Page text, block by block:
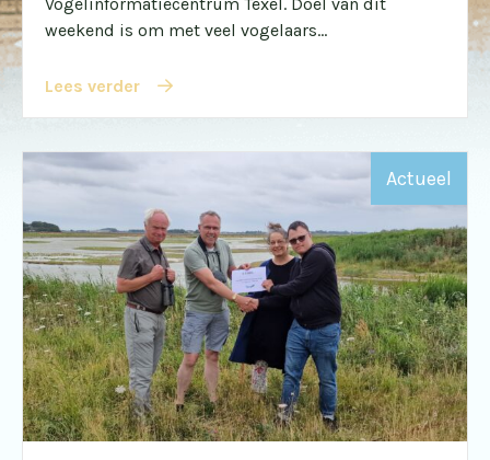
weekend is om met veel vogelaars...
Lees verder
Actueel